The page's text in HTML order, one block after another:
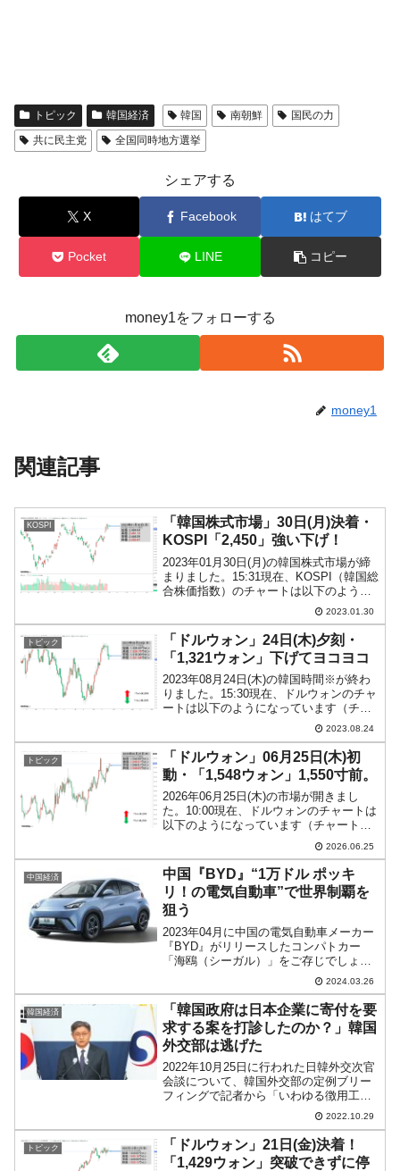
トピック 韓国経済 韓国 南朝鮮
国民の力
共に民主党
全国同時地方選挙
シェアする
X Facebook はてブ
Pocket LINE コピー
money1をフォローする
money1
関連記事
KOSPI
「韓国株式市場」30日(月)決着・
KOSPI「2,450」強い下げ！
2023年01月30日(月)の韓国株式市場が締
まりました。15:31現在、KOSPI（韓国総
合株価指数）のチャートは以下のように
『Investing.com』より引用）。長めの陰
線となりました。KOSPIは「2,45...
2023.01.30
トピック
「ドルウォン」24日(木)夕刻・
「1,321ウォン」下げてヨコヨコ
2023年08月24日(木)の韓国時間※が終わ
りました。15:30現在、ドルウォンのチャ
ートは以下のようになっています（チャ
ートは『Investing.com』より引用）。陰
線が長くなりました。大きくウォン高方
向へ動いています。現在のところ...
2023.08.24
トピック
「ドルウォン」06月25日(木)初
動・「1,548ウォン」1,550寸前。
2026年06月25日(木)の市場が開きまし
た。10:00現在、ドルウォンのチャートは
以下のようになっています（チャートは
『Investing.com』より引用）。前日は陰
線になりましたが、本日は陽線。現在の
ところ「1ドル＝1,548ウォン...
2026.06.25
中国経済
中国『BYD』“1万ドル ポッキ
リ！の電気自動車”で世界制覇を
狙う
2023年04月に中国の電気自動車メーカー
『BYD』がリリースしたコンパトカー
「海鴎（シーガル）」をご存じでしょう
か。上掲のとおり、全長3,780×全幅
1,715×高さ1,540mmで、ホイールベース
は2,500mmという小さなボディーです...
2024.03.26
韓国経済
「韓国政府は日本企業に寄付を要
求する案を打診したのか？」韓国
外交部は逃げた
2022年10月25日に行われた日韓外交次官
会談について、韓国外交部の定例ブリー
フィングで記者から「いわゆる徴用工問
題」の件で質問が出ました。日本メディ
ア『朝日新聞』が「韓国側は、『日本製
鉄』と『三菱重工業』の両社が賠償額と
同額を寄付などの...
2022.10.29
トピック
「ドルウォン」21日(金)決着！
「1,429ウォン」突破できずに停